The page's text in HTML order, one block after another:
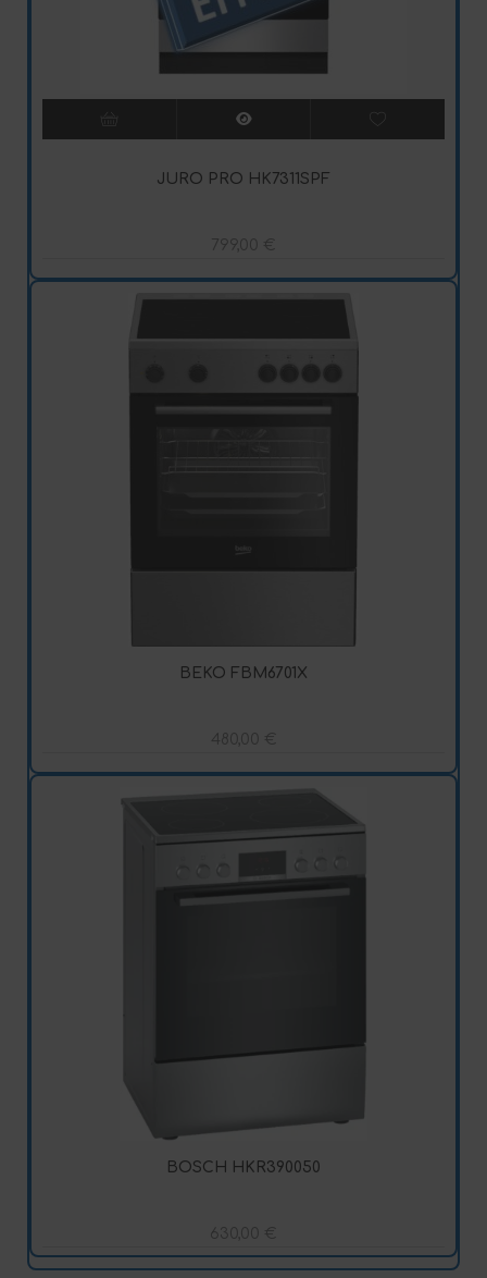
JURO PRO HK7311SPF
799,00 €
BEKO FBM6701X
480,00 €
BOSCH HKR390050
630,00 €